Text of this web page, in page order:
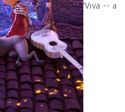
'Viva -- a